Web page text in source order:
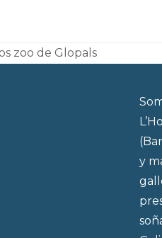
zoo de Glopals
y